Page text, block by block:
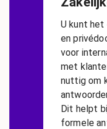
U kunt het
en
voor
met
nuttig om
Dit helpt
formele